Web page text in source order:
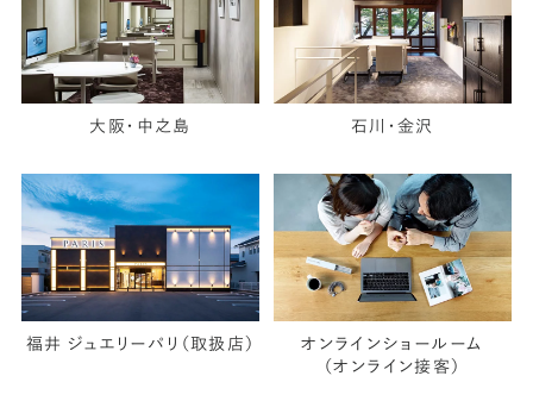
大阪・中之島 石川・金沢
福井 ジュエリーパリ（取扱店）
オンラインショールーム
（オンライン接客）